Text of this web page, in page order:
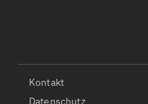
Kontakt
Datenschutz